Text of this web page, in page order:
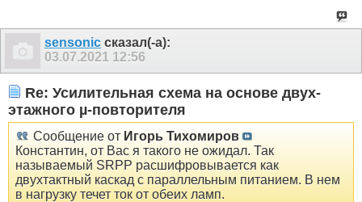
sensonic сказал(-а):
03.07.2021 12:56
Re: Усилительная схема на основе двух-
этажного µ-повторителя
Сообщение от Игорь Тихомиров
Константин, от Вас я такого не ожидал. Так
называемый SRPP расшифровывается как
двухтактный каскад с параллельным питанием. В нем
в нагрузку течет ток от обеих ламп.